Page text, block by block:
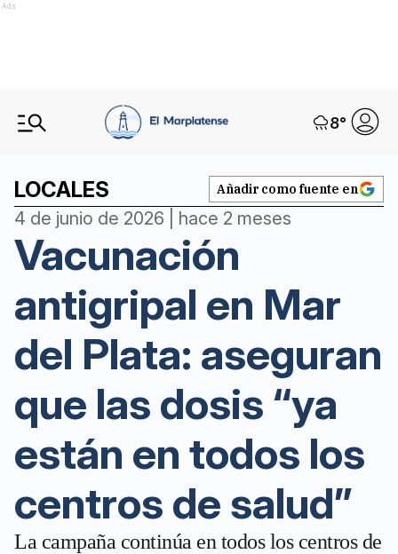
Ads
8°
LOCALES Añadir como fuente en
4 de junio de 2026 | hace 2 meses
Vacunación
antigripal en Mar
del Plata: aseguran
que las dosis “ya
están en todos los
centros de salud”
La campaña continúa en todos los centros de